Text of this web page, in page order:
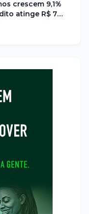
crescem 9,1%
atinge R$ 7